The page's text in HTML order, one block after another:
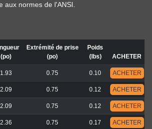
aux normes de l'ANSI.
(po)
Extrémité de prise
(po)
Poids
(lbs)
ACHETER
1.93 0.75 0.10 ACHETER
2.09 0.75 0.12 ACHETER
2.09 0.75 0.12 ACHETER
2.36 0.75 0.17 ACHETER